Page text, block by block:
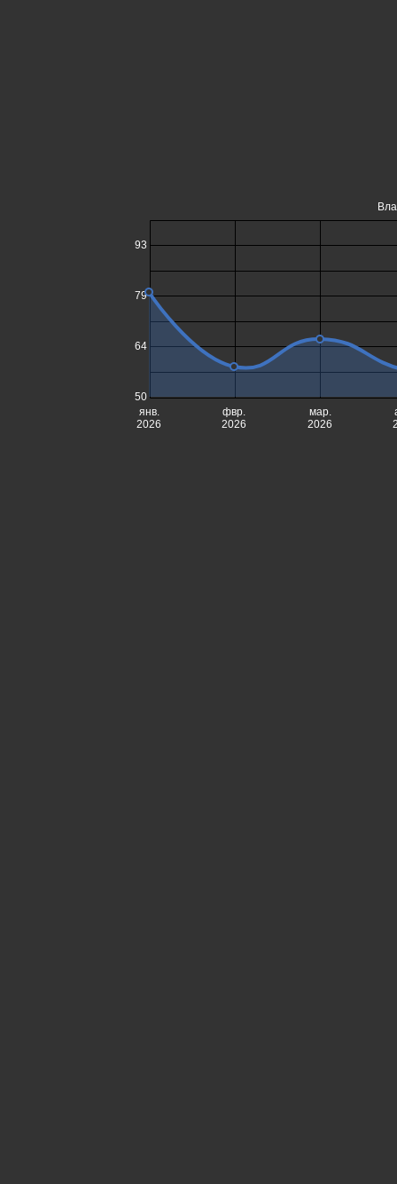
мар.
2026
фвр.
2026
янв.
2026
93
79
64
50